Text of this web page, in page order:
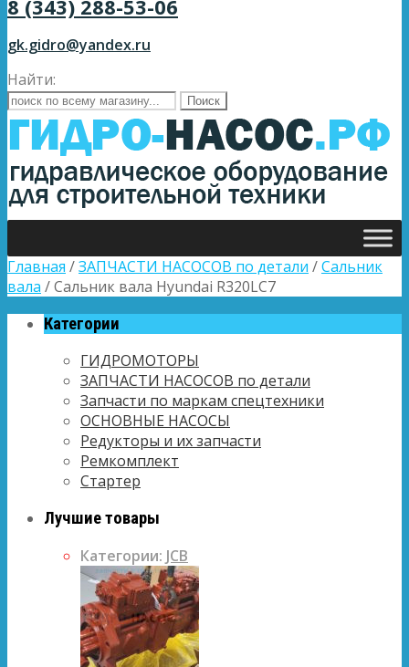
8 (343) 288-53-06
gk.gidro@yandex.ru
Найти:
Главная /ЗАПЧАСТИ НАСОСОВ по детали /Сальник
вала / Сальник вала Hyundai R320LC7
Категории
ГИДРОМОТОРЫ
ЗАПЧАСТИ НАСОСОВ по детали
Запчасти по маркам спецтехники
ОСНОВНЫЕ НАСОСЫ
Редукторы и их запчасти
Ремкомплект
Стартер
Лучшие товары
Категории: JCB